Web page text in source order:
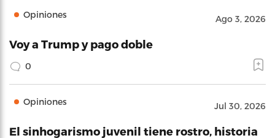
Opiniones Ago 3, 2026
Voy a Trump y pago doble
0
Opiniones Jul 30, 2026
El sinhogarismo juvenil tiene rostro, historia